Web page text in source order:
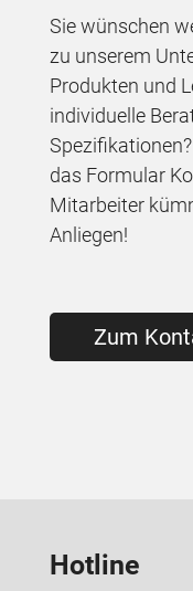
Sie wünschen
zu unserem
Produkten und
individuelle
das Formular
Mitarbeiter
Anliegen!
Zum
Hotline